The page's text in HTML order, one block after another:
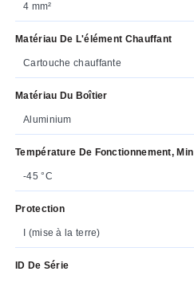
4 mm²
Matériau De L'élément Chauffant
Cartouche chauffante
Matériau Du Boîtier
Aluminium
Température De Fonctionnement, Min
-45 °C
Protection
I (mise à la terre)
ID De Série